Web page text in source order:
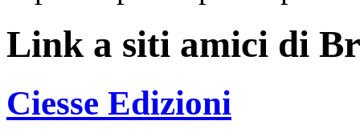
Link a siti amici di
Ciesse Edizioni